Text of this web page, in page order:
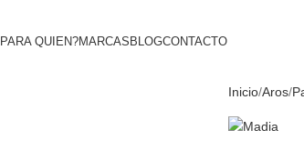
PARA QUIEN?MARCASBLOGCONTACTO
Inicio Aros